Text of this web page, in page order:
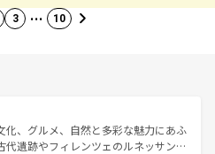
3 … 10
化、グルメ、自然と多彩な魅力にあふ
代遺跡やフィレンツェのルネッサンス